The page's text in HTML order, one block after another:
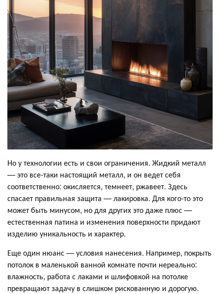
Но у технологии есть и свои ограничения. Жидкий металл
— это все-таки настоящий металл, и он ведет себя
соответственно: окисляется, темнеет, ржавеет. Здесь
спасает правильная защита — лакировка. Для кого-то это
может быть минусом, но для других это даже плюс —
естественная патина и изменения поверхности придают
изделию уникальность и характер.
Еще один нюанс — условия нанесения. Например, покрыть
потолок в маленькой ванной комнате почти нереально:
влажность, работа с лаками и шлифовкой на потолке
превращают задачу в слишком рискованную и дорогую.